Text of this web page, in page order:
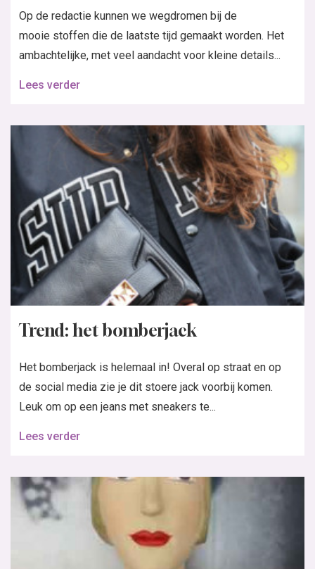
Op de redactie kunnen we wegdromen bij de
mooie stoffen die de laatste tijd gemaakt worden. Het
ambachtelijke, met veel aandacht voor kleine details...
Lees verder
Trend: het bomberjack
Het bomberjack is helemaal in! Overal op straat en op
de social media zie je dit stoere jack voorbij komen.
Leuk om op een jeans met sneakers te...
Lees verder